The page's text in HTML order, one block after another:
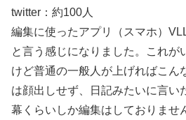
twitter：約100人
編集に使ったアプリ（スマホ）
と言う感じになりました。これが
けど普通の一般人が上げればこん
は顔出しせず、日記みたいに言い
幕くらいしか編集はしておりませ